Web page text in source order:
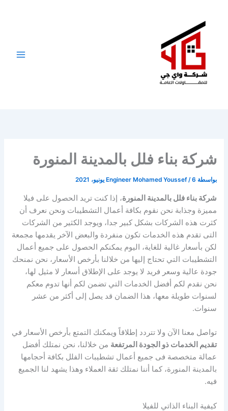
المحتوى
شركة بناء فلل بالمدينة المنورة
بواسطة Engineer Mohamed Youssef/6 يونيو، 2021
شركة بناء فلل بالمدينة المنورة، إذا كنت تريد الحصول على فيلا
مميزة وجذابة نحن نقوم بكافة أعمال التشطيبات ونحن نعرف أن
كثرت هذه الشركات بشكل كبير جدا، ويوجد الكثير من الشركات
التى تقدم هذه الخدمات تكون منفردة والبعض الآخر يقدمها مجمعة
لكن بأسعار غالية للغاية، اليوم يمكنكم الحصول على جميع أعمال
التشطيبات التي تحتاج إليها من خلالنا بأرخص الأسعار، نحن نمنحك
جودة عالية وسعر فريد لا يوجد على الإطلاق أسعار لا مثيل لها،
نحن نقدم لكم أفضل الخدمات التي تضمن لكم أنها تدوم معكم
لسنوات طويلة معها، هذا الضمان قد يصل إلى أكثر من عشر
سنوات.
تواصل معنا الآن ولا تتردد إطلاقاً ويمكنك التمتع بأرخص الأسعار في
تقديم الخدمات ذو الجودة المرتفعة من خلالنا، نحن نمتلك أفضل
عمالة متخصصة فى جميع أعمال تشطيبات الفلل بكافة أحجامها
بالمدينة المنورة، كما أننا نمتلك ثقة العملاء وهذا يشهد لنا الجميع
فيه.
كيفية البناء الذاتي للفيلا